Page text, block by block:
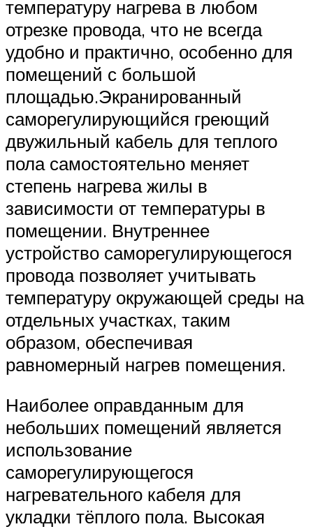
температуру нагрева в любом
отрезке провода, что не всегда
удобно и практично, особенно для
помещений с большой
площадью.Экранированный
саморегулирующийся греющий
двужильный кабель для теплого
пола самостоятельно меняет
степень нагрева жилы в
зависимости от температуры в
помещении. Внутреннее
устройство саморегулирующегося
провода позволяет учитывать
температуру окружающей среды на
отдельных участках, таким
образом, обеспечивая
равномерный нагрев помещения.
Наиболее оправданным для
небольших помещений является
использование
саморегулирующегося
нагревательного кабеля для
укладки тёплого пола. Высокая